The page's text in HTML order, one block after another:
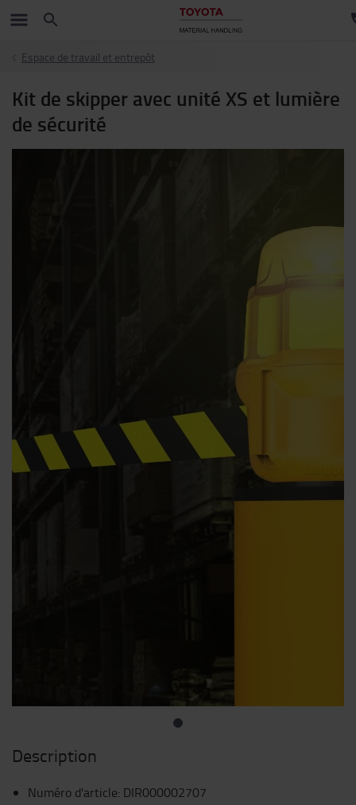
Espace de travail et entrepôt
Kit de skipper avec unité XS et lumière
de sécurité
Description
Numéro d'article: DIR000002707